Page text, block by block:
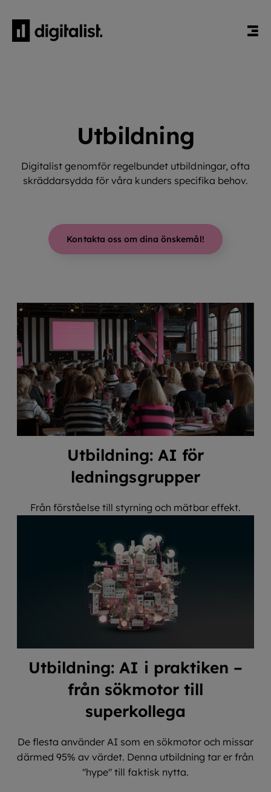
Utbildning
Digitalist genomför regelbundet utbildningar, ofta
skräddarsydda för våra kunders specifika behov.
Kontakta oss om dina önskemål!
Utbildning: AI för
ledningsgrupper
Från förståelse till styrning och mätbar effekt.
Utbildning: AI i praktiken –
från sökmotor till
superkollega
De flesta använder AI som en sökmotor och missar
därmed 95% av värdet. Denna utbildning tar er från
"hype" till faktisk nytta.